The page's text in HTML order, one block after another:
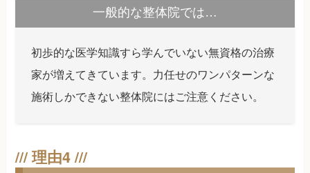
一般的な整体院では…
初歩的な医学知識すら学んでいない無資格の治療
家が増えてきています。力任せのワンパターンな
施術しかできない整体院にはご注意ください。